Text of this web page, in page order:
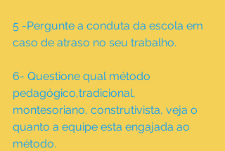
5 -Pergunte a conduta da escola em
caso de atraso no seu trabalho.
6- Questione qual método
pedagógico,tradicional,
montesoriano, construtivista, veja o
quanto a equipe esta engajada ao
método.